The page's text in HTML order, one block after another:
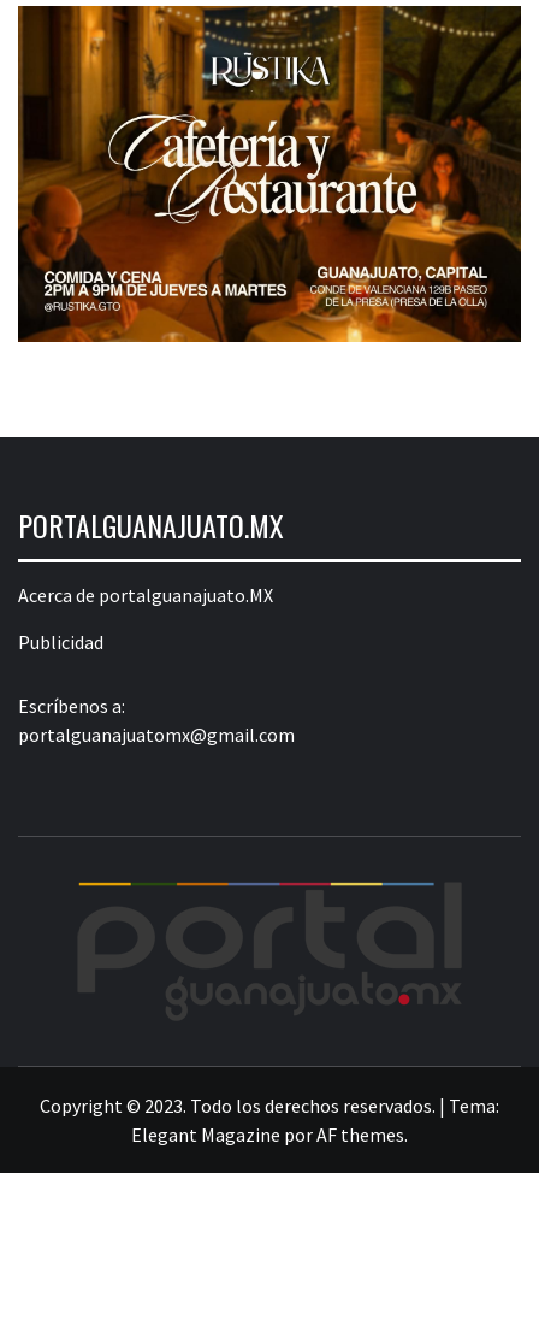
PORTALGUANAJUATO.MX
Acerca de portalguanajuato.MX
Publicidad
Escríbenos a:
portalguanajuatomx@gmail.com
Copyright © 2023. Todo los derechos reservados. | Tema:
Elegant Magazine porAF themes.